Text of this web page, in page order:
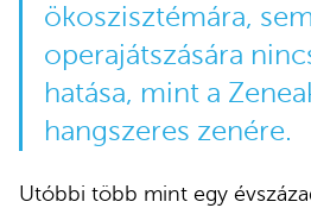
ökoszisztémára,
operajátszására
hatása, mint a
hangszeres zenére.
Utóbbi több mint egy